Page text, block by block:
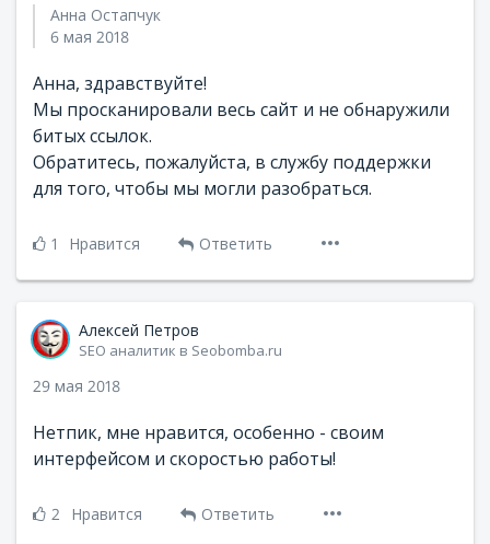
Анна Остапчук
6 мая 2018
Анна, здравствуйте!
Мы просканировали весь сайт и не обнаружили
битых ссылок.
Обратитесь, пожалуйста, в службу поддержки
для того, чтобы мы могли разобраться.
1 Нравится Ответить
Алексей Петров
SEO аналитик в Seobomba.ru
29 мая 2018
Нетпик, мне нравится, особенно - своим
интерфейсом и скоростью работы!
2 Нравится Ответить